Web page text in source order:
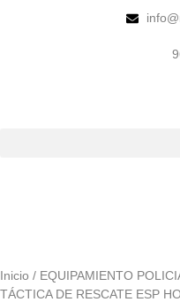
Inicio / EQUIPAMIENTO
TÁCTICA DE RESCATE ESP